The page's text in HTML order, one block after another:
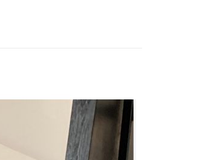
後付」後，將跳轉至「AFTEE先享後
認金額後，即可完成結帳。
點擊此簡訊中的連結，可透過四大超商
行付款，方視為交易完成。
立刻繳費，但若您需要取消訂單，請聯
上)免運費